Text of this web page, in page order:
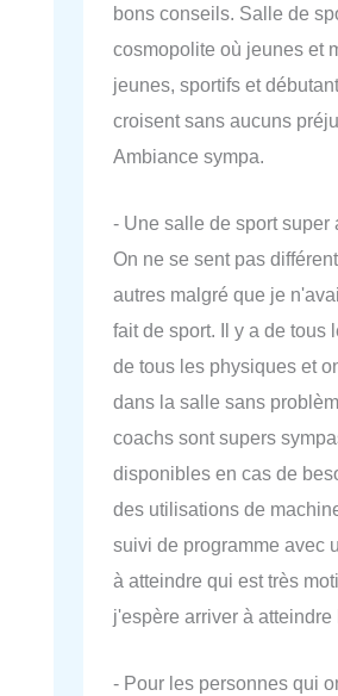
bons conseils. Salle de
cosmopolite où jeunes et
jeunes, sportifs et
croisent sans aucuns
Ambiance sympa.
- Une salle de sport super
On ne se sent pas
autres malgré que je
fait de sport. Il y a de tous
de tous les physiques et
dans la salle sans
coachs sont supers
disponibles en cas de
des utilisations de
suivi de programme avec
à atteindre qui est très
j'espère arriver à atteindre
- Pour les personnes qui